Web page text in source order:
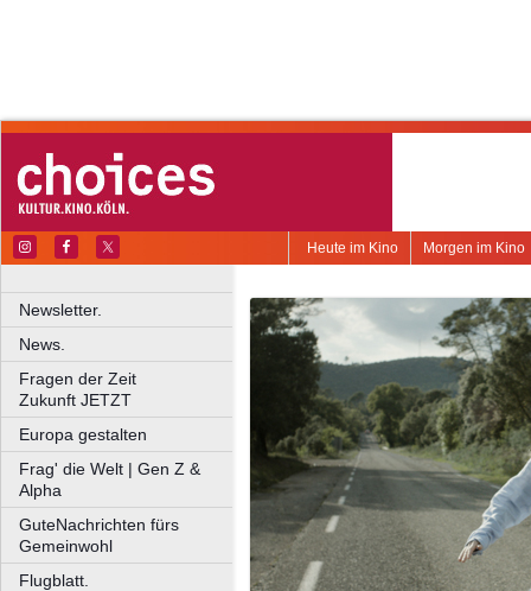
Morgen im Kino
Heute im Kino
Newsletter.
News.
Fragen der Zeit
Zukunft JETZT
Europa gestalten
Frag' die Welt | Gen Z &
Alpha
GuteNachrichten fürs
Gemeinwohl
Flugblatt.